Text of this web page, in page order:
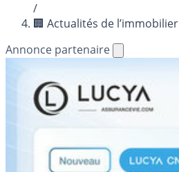
/
🏢 Actualités de l’immobilier
Annonce partenaire